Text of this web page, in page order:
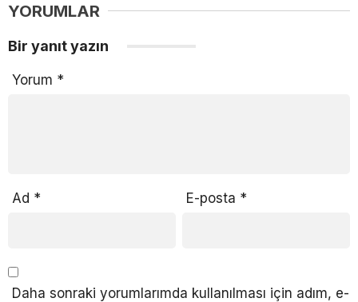
YORUMLAR
Bir yanıt yazın
Yorum *
Ad * E-posta *
Daha sonraki yorumlarımda kullanılması için adım, e-